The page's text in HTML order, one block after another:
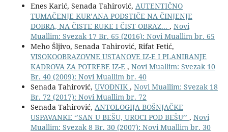
Enes Karić, Senada Tahirović, AUTENTIČNO
TUMAČENJE KUR’ANA PODSTIČE NA ČINJENJE
DOBRA, NA ČISTE RUKE I ČIST OBRAZ... , Novi
Muallim: Svezak 17 Br. 65 (2016): Novi Muallim br. 65
Meho Šljivo, Senada Tahirović, Rifat Fetić,
VISOKOOBRAZOVNE USTANOVE IZ-E I PLANIRANJE
KADROVA ZA POTREBE IZ-E , Novi Muallim: Svezak 10
Br. 40 (2009): Novi Muallim br. 40
Senada Tahirović, UVODNIK , Novi Muallim: Svezak 18
Br. 72 (2017): Novi Muallim br. 72
Senada Tahirović, ANTOLOGIJA BOŠNJAČKE
USPAVANKE ‘’SAN U BEŠU, UROCI POD BEŠU’’ , Novi
Muallim: Svezak 8 Br. 30 (2007): Novi Muallim br. 30